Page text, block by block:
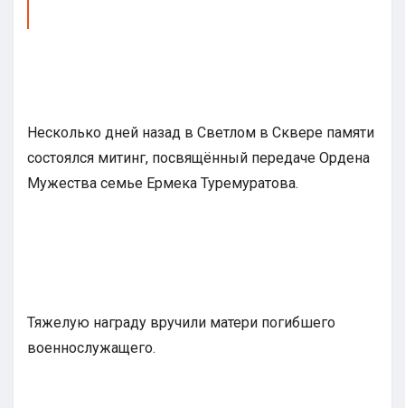
Несколько дней назад в Светлом в Сквере памяти
состоялся митинг, посвящённый передаче Ордена
Мужества семье Ермека Туремуратова.
Тяжелую награду вручили матери погибшего
военнослужащего.